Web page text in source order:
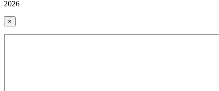
2026
×